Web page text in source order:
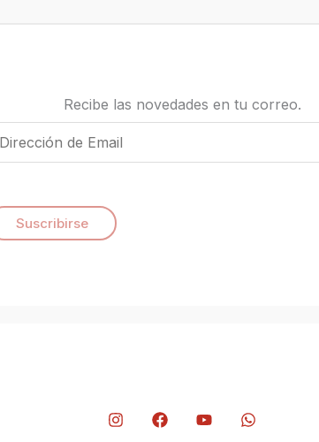
Recibe las novedades en tu correo.
Suscribirse